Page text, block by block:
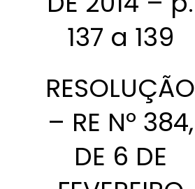
137 a 139
RESOLUÇÃO
– RE Nº 384,
DE 6 DE